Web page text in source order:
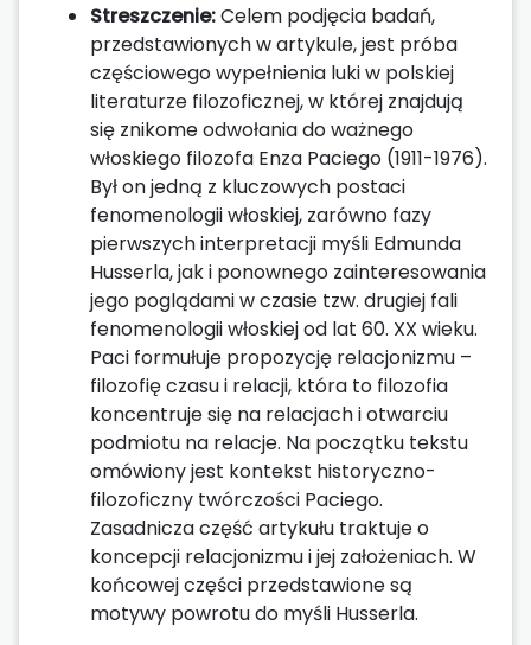
Streszczenie:Celem podjęcia badań,
przedstawionych w artykule, jest próba
częściowego wypełnienia luki w polskiej
literaturze filozoficznej, w której znajdują
się znikome odwołania do ważnego
włoskiego filozofa Enza Paciego (1911-1976).
Był on jedną z kluczowych postaci
fenomenologii włoskiej, zarówno fazy
pierwszych interpretacji myśli Edmunda
Husserla, jak i ponownego zainteresowania
jego poglądami w czasie tzw. drugiej fali
fenomenologii włoskiej od lat 60. XX wieku.
Paci formułuje propozycję relacjonizmu –
filozofię czasu i relacji, która to filozofia
koncentruje się na relacjach i otwarciu
podmiotu na relacje. Na początku tekstu
omówiony jest kontekst historyczno-
filozoficzny twórczości Paciego.
Zasadnicza część artykułu traktuje o
koncepcji relacjonizmu i jej założeniach. W
końcowej części przedstawione są
motywy powrotu do myśli Husserla.